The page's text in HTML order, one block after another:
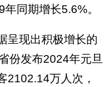
同期增长5.6%。
呈现出积极增长的
份发布2024年元旦
2102.14万人次，